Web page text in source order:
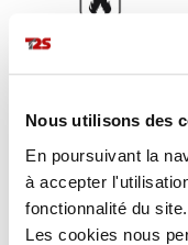
Nous utilisons des
En poursuivant la
à accepter
fonctionnalité du site.
Les cookies nous
Le gilet HAROUN est un
environnement ATEX.
Il bénéficie de
ignifugées
Léger et souple, grâce
RETHIOTEX® non feu,